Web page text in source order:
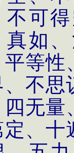
不可
真如
等性
、不思
四无量
定、十